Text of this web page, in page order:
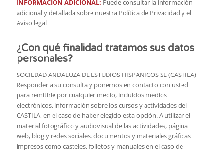
INFORMACIÓN ADICIONAL: Puede consultar la información
adicional y detallada sobre nuestra Política de Privacidad y el
Aviso legal
¿Con qué finalidad tratamos sus datos
personales?
SOCIEDAD ANDALUZA DE ESTUDIOS HISPANICOS SL (CASTILA)
Responder a su consulta y ponernos en contacto con usted
para remitirle por cualquier medio, incluidos medios
electrónicos, información sobre los cursos y actividades del
CASTILA, en el caso de haber elegido esta opción. A utilizar el
material fotográfico y audiovisual de las actividades, página
web, blog y redes sociales, documentos y materiales gráficas
impresos como casteles, folletos y manuales en el caso de